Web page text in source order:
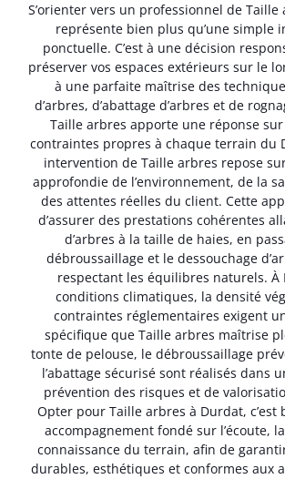
S’orienter vers un professionnel de
représente bien plus qu’une simple
ponctuelle. C’est à une décision
préserver vos espaces extérieurs sur le
à une parfaite maîtrise des
d’arbres, d’abattage d’arbres et de
Taille arbres apporte une réponse
contraintes propres à chaque terrain du
intervention de Taille arbres repose
approfondie de l’environnement, de la
des attentes réelles du client. Cette
d’assurer des prestations cohérentes
d’arbres à la taille de haies, en
débroussaillage et le dessouchage
respectant les équilibres naturels. À
conditions climatiques, la densité
contraintes réglementaires exigent
spécifique que Taille arbres maîtrise
tonte de pelouse, le débroussaillage
l’abattage sécurisé sont réalisés dans
prévention des risques et de
Opter pour Taille arbres à Durdat, c’est
accompagnement fondé sur l’écoute,
connaissance du terrain, afin de
durables, esthétiques et conformes aux